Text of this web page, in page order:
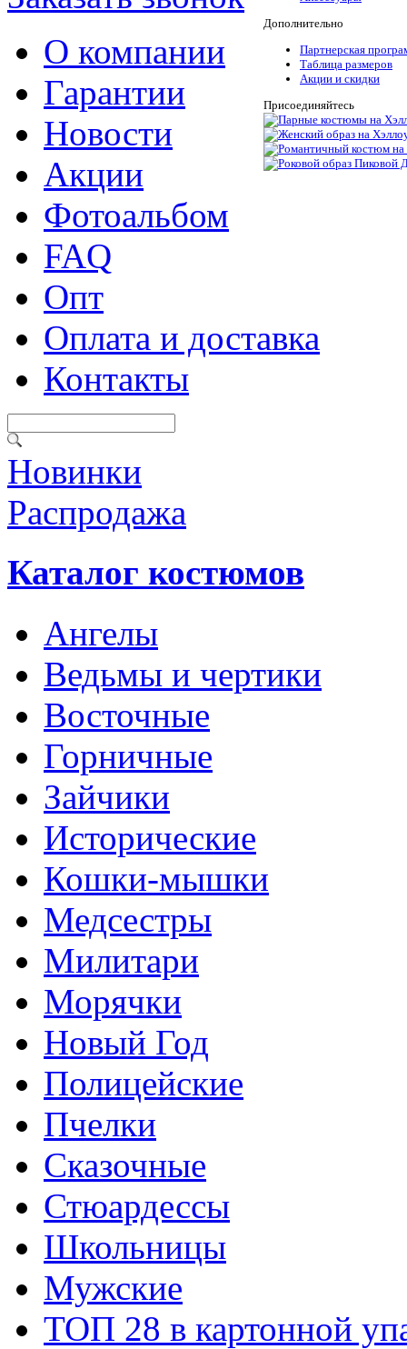
О компании
Гарантии
Новости
Акции
Фотоальбом
FAQ
Опт
Оплата и доставка
Контакты
Новинки
Распродажа
Каталог костюмов
Ангелы
Ведьмы и чертики
Восточные
Горничные
Зайчики
Исторические
Кошки-мышки
Медсестры
Милитари
Морячки
Новый Год
Полицейские
Пчелки
Сказочные
Стюардессы
Школьницы
Мужские
ТОП 28 в картонной
Дополнительно
Партнерская
Таблица размеров
Акции и скидки
Присоединяйтесь